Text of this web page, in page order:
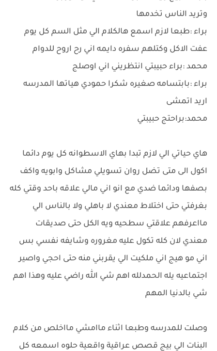
وتريد الناس تخدمها
براء :طبعا لازم اسمع هالكلام الي مثل السم كل يوم
عفت الاكل وكتلهم سفره دايمه اني رح اروح للدوام
محمد :براء حبيبتي انتظريني اني اوصلج
براء :بابتسامه صغيره شكرا حمودي هياتها المدرسه
اريد اتمشى
محمد:براحتج حبيبتي
هاي حياتي الي لازم تبدا بهاي الاسطوانه كل يوم دائما
اكول الى متى تضل روان تسويلي مشاكل وابويه واكف
بصفها ودائما ضدي مع انو اني مالي علاقه باحد وقتي كله
بغرفتي حتى اختلاط معندي لا باهلي ولا بالناس الي
مااعرفهم علاقتي سطحيه ويه الكل حتى صديقات
معندي لان كله تكول عليه مغروره وشايفه نفسي بس
اني مو هيج اني ملكيت الي يقربني منه حتى احجي واصير
اجتماعيه يله الحمدلله اهم شي الله راضي عليه وهذا اهم
شي بالدنيا المهم
وصلت للمدرسه وطبعا اثناء ماامشي مااخلص من كلام
البنات الي بيج قصص عراقية واقعية حلوه اسمعه كل